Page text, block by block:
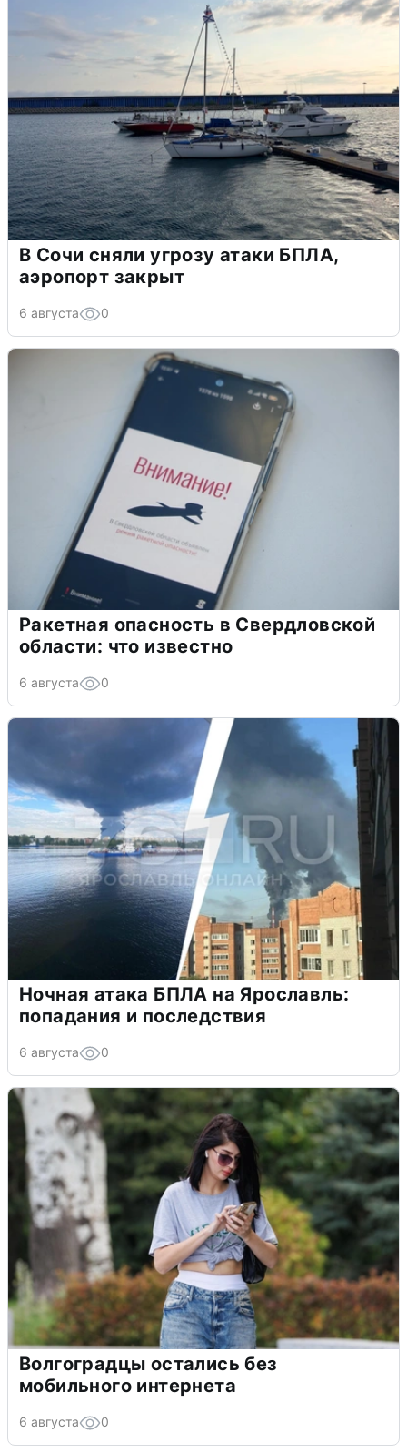
В Сочи сняли угрозу атаки БПЛА,
аэропорт закрыт
6 августа 0
Ракетная опасность в Свердловской
области: что известно
6 августа 0
Ночная атака БПЛА на Ярославль:
попадания и последствия
6 августа 0
Волгоградцы остались без
мобильного интернета
6 августа 0